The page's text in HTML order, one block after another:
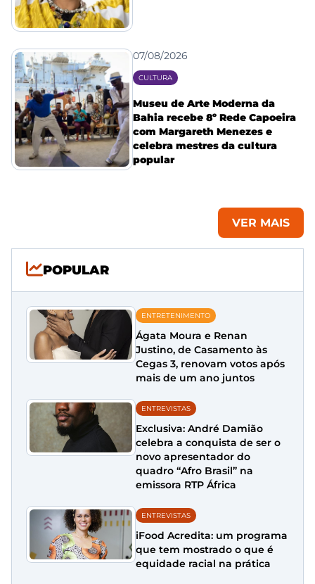
07/08/2026
CULTURA
Museu de Arte Moderna da
Bahia recebe 8º Rede Capoeira
com Margareth Menezes e
celebra mestres da cultura
popular
VER MAIS
POPULAR
ENTRETENIMENTO
Ágata Moura e Renan
Justino, de Casamento às
Cegas 3, renovam votos após
mais de um ano juntos
ENTREVISTAS
Exclusiva: André Damião
celebra a conquista de ser o
novo apresentador do
quadro “Afro Brasil” na
emissora RTP África
ENTREVISTAS
iFood Acredita: um programa
que tem mostrado o que é
equidade racial na prática